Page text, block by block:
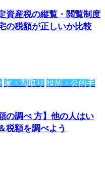
資産税の縦覧・閲覧制度
の税額が正しいか比較
家・間取り 役所・公的手
の調べ 方】他の人はい
税額を調べよう